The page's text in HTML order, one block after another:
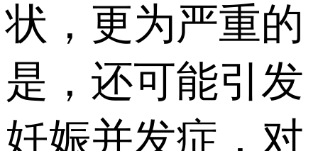
状，更为严重的
是，还可能引发
妊娠并发症，对